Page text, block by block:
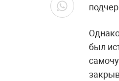
был